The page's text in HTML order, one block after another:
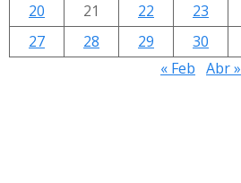
20
21 22 23
27
28 29 30
« Feb Abr »